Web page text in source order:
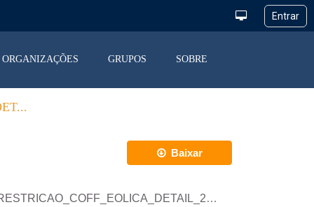
ORGANIZAÇÕES GRUPOS SOBRE
Baixar